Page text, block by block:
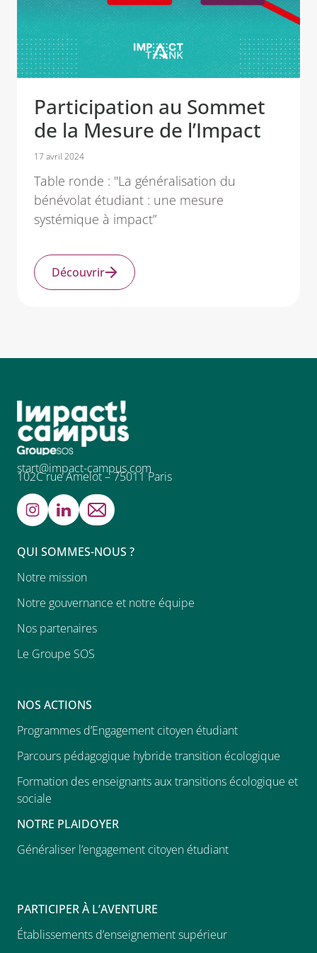
Participation au Sommet
de la Mesure de l’Impact
17 avril 2024
Table ronde : "La généralisation du
bénévolat étudiant : une mesure
systémique à impact”
Découvrir
start@impact-campus.com
102C rue Amelot – 75011 Paris
QUI SOMMES-NOUS ?
Notre mission
Notre gouvernance et notre équipe
Nos partenaires
Le Groupe SOS
NOS ACTIONS
Programmes d’Engagement citoyen étudiant
Parcours pédagogique hybride transition écologique
Formation des enseignants aux transitions écologique et
sociale
NOTRE PLAIDOYER
Généraliser l’engagement citoyen étudiant
PARTICIPER À L’AVENTURE
Établissements d’enseignement supérieur